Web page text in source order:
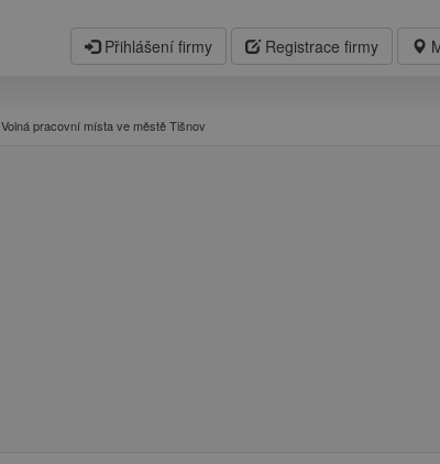
Přihlášení firmy Registrace firmy
Volná pracovní místa ve městě Tišnov